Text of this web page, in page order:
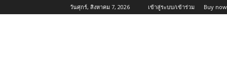
วันศุกร์, สิงหาคม 7, 2026 เข้าสู่ระบบ/เข้าร่วม Buy